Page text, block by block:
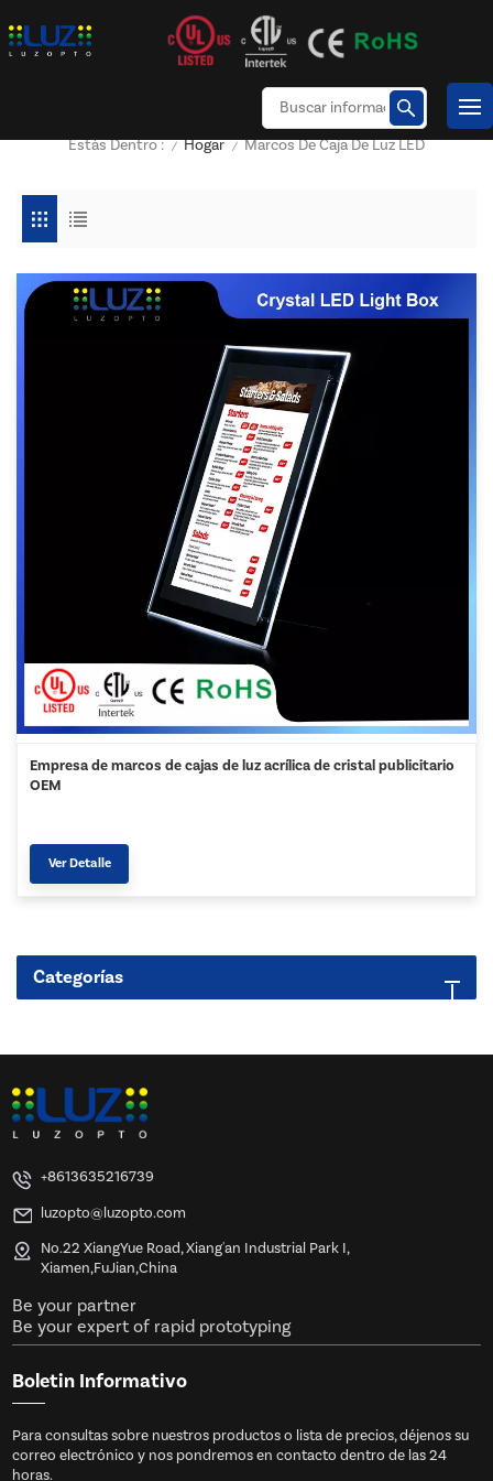
Estás Dentro : / Hogar / Marcos De Caja De Luz LED
Empresa de marcos de cajas de luz acrílica de cristal publicitario
OEM
Ver Detalle
Categorías
+8613635216739
luzopto@luzopto.com
No.22 XiangYue Road, Xiang'an Industrial Park I,
Xiamen,FuJian,China
Be your partner
Be your expert of rapid prototyping
Boletin Informativo
Para consultas sobre nuestros productos o lista de precios, déjenos su
correo electrónico y nos pondremos en contacto dentro de las 24
horas.